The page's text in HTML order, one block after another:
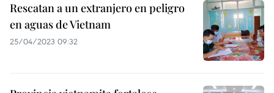
Rescatan a un extranjero en peligro
en aguas de Vietnam
25/04/2023 09:32